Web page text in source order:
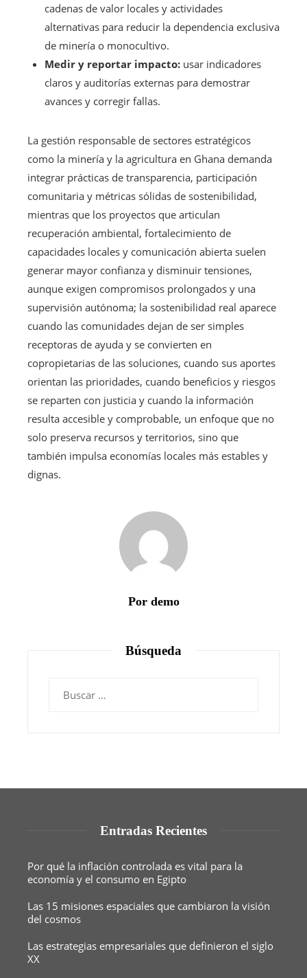
cadenas de valor locales y actividades
alternativas para reducir la dependencia exclusiva
de minería o monocultivo.
Medir y reportar impacto: usar indicadores
claros y auditorías externas para demostrar
avances y corregir fallas.
La gestión responsable de sectores estratégicos
como la minería y la agricultura en Ghana demanda
integrar prácticas de transparencia, participación
comunitaria y métricas sólidas de sostenibilidad,
mientras que los proyectos que articulan
recuperación ambiental, fortalecimiento de
capacidades locales y comunicación abierta suelen
generar mayor confianza y disminuir tensiones,
aunque exigen compromisos prolongados y una
supervisión autónoma; la sostenibilidad real aparece
cuando las comunidades dejan de ser simples
receptoras de ayuda y se convierten en
copropietarias de las soluciones, cuando sus aportes
orientan las prioridades, cuando beneficios y riesgos
se reparten con justicia y cuando la información
resulta accesible y comprobable, un enfoque que no
solo preserva recursos y territorios, sino que
también impulsa economías locales más estables y
dignas.
Por demo
Búsqueda
Entradas Recientes
Por qué la inflación controlada es vital para la
economía y el consumo en Egipto
Las 15 misiones espaciales que cambiaron la visión
del cosmos
Las estrategias empresariales que definieron el siglo
XX